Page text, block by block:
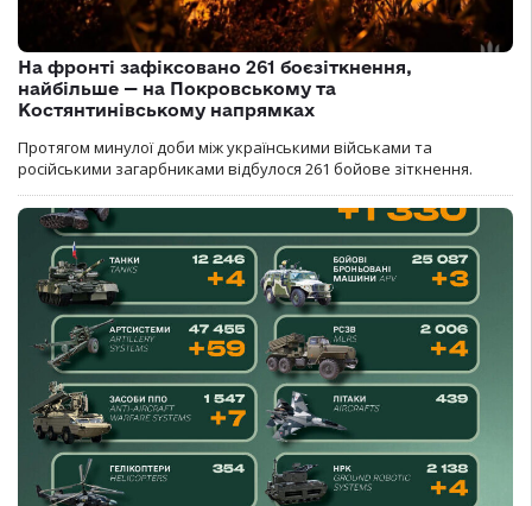
На фронті зафіксовано 261 боєзіткнення,
найбільше — на Покровському та
Костянтинівському напрямках
Протягом минулої доби між українськими військами та
російськими загарбниками відбулося 261 бойове зіткнення.